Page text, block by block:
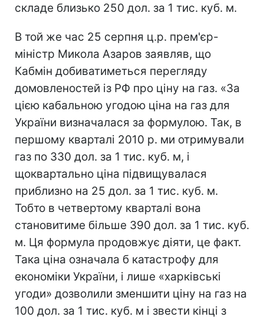
складе близько 250 дол. за 1 тис. куб. м.
В той же час 25 серпня ц.р. прем'єр-
міністр Микола Азаров заявляв, що
Кабмін добиватиметься перегляду
домовленостей із РФ про ціну на газ. «За
цією кабальною угодою ціна на газ для
України визначалася за формулою. Так, в
першому кварталі 2010 р. ми отримували
газ по 330 дол. за 1 тис. куб. м, і
щоквартально ціна підвищувалася
приблизно на 25 дол. за 1 тис. куб. м.
Тобто в четвертому кварталі вона
становитиме більше 390 дол. за 1 тис. куб.
м. Ця формула продовжує діяти, це факт.
Така ціна означала б катастрофу для
економіки України, і лише «харківські
угоди» дозволили зменшити ціну на газ на
100 дол. за 1 тис. куб. м і звести кінці з